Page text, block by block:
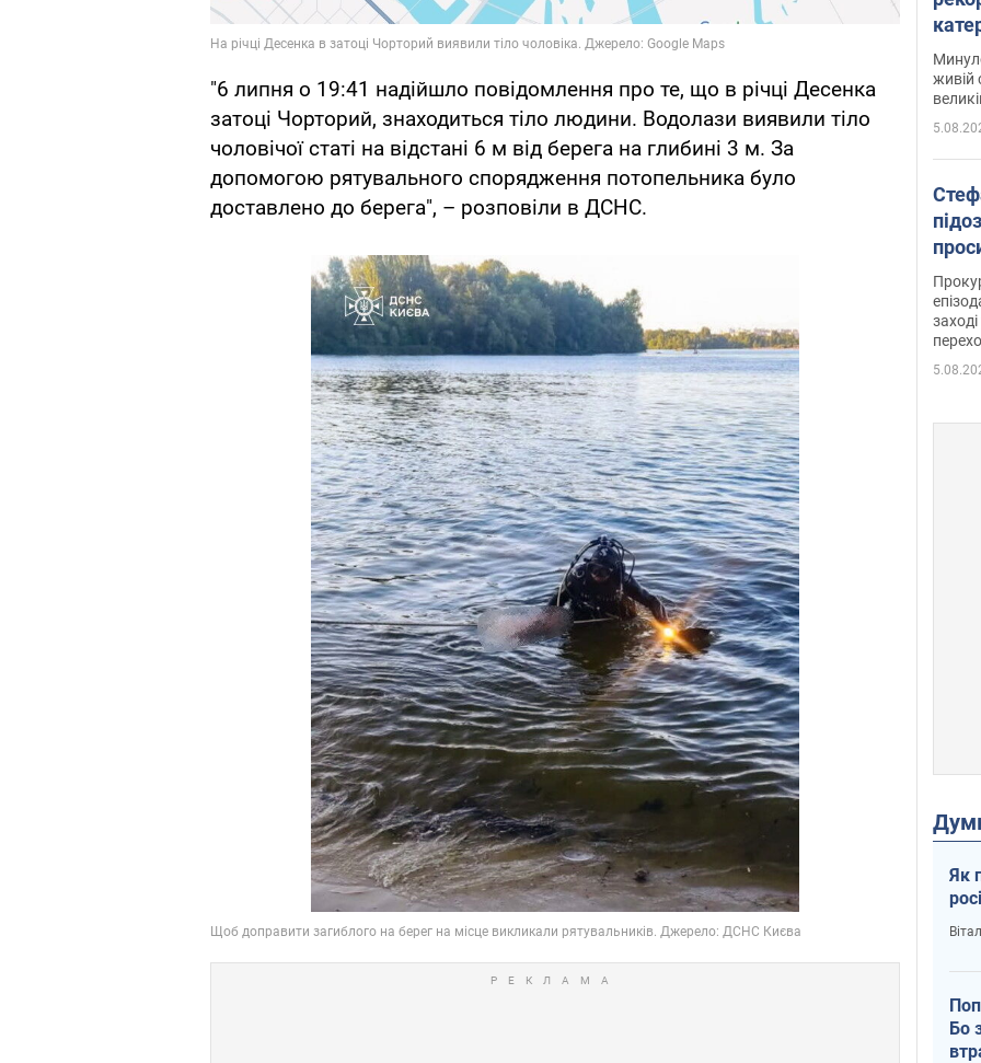
"6 липня о 19:41 надійшло повідомлення про те, що в річці Десенка
затоці Чорторий, знаходиться тіло людини. Водолази виявили тіло
чоловічої статі на відстані 6 м від берега на глибині 3 м. За
допомогою рятувального спорядження потопельника було
доставлено до берега", – розповіли в ДСНС.
живій
Як
Бо